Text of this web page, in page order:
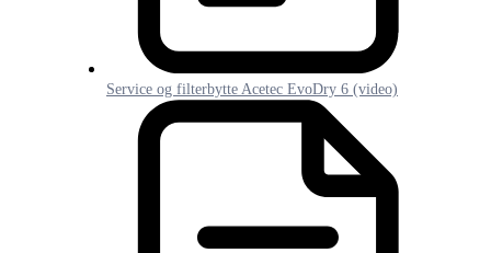
Service og filterbytte Acetec EvoDry 6 (video)